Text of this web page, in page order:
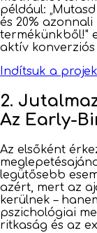
például:
és 20%
termékünkből!"
aktív
Indítsuk a
2.
Az Early-
Az elsőként
legütősebb
azért, mert az
kerülnek –
pszichológiai
ritkaság és az